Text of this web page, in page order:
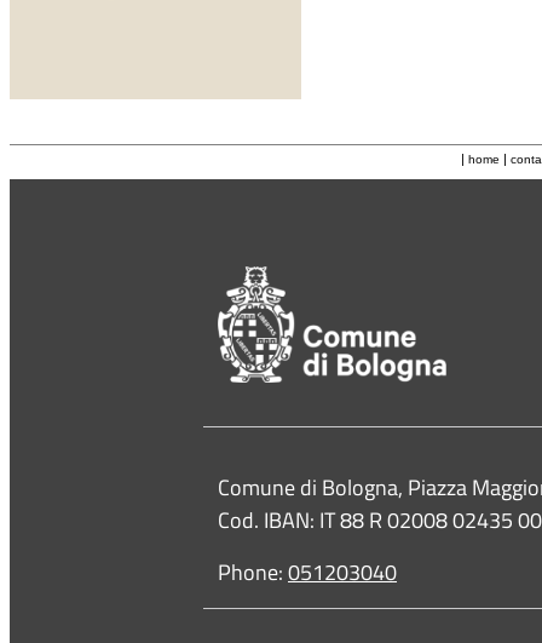
| home |
Contacts
Comune di Bologna, Piazza
Cod. IBAN: IT 88 R 02008 02435
Phone:051203040